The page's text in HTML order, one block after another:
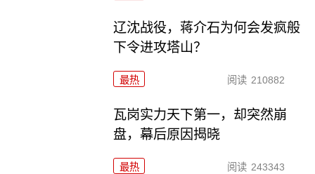
辽沈战役，蒋介石为何会发疯般
下令进攻塔山？
最热 阅读 210882
瓦岗实力天下第一，却突然崩
盘，幕后原因揭晓
最热 阅读 243343